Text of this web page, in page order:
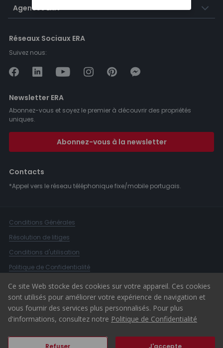
Agences ERA
Réseaux Sociaux ERA
Suivez nous:
Newsletter ERA
Abonnez-vous et soyez le premier à découvrir des propriétés
uniques.
Abonnez-vous à la newsletter
Contacts
*Appel vers le réseau téléphonique fixe/mobile portugais.
Conditions Générales
Résolution de litiges
Conditions d'utilisation
Politique de Confidentialité
Livre de Réclamations
Canal d'alerte
© 2026 ERA Portugal
Ce site Web stocke des cookies sur votre appareil. Ces cookies
sont utilisés pour améliorer votre expérience de navigation et
vous fournir des services plus personnalisés. Pour plus
d'informations, consultez notre Politique de Confidentialité
Refuser J'accepte